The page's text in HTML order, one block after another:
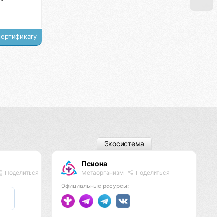
Поделиться
Псиона
Метаорганизм
Поделиться
Официальные ресурсы:
Экосистема